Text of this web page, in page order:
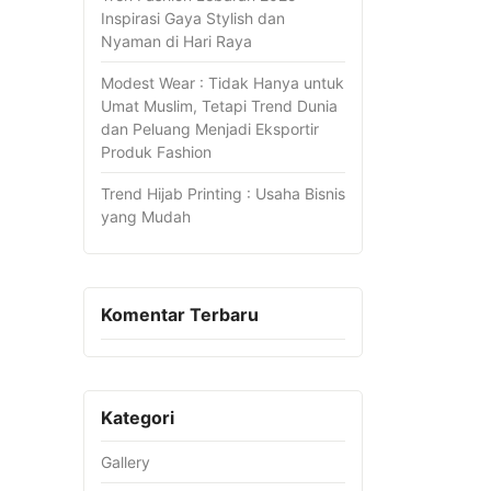
Inspirasi Gaya Stylish dan
Nyaman di Hari Raya
Modest Wear : Tidak Hanya untuk
Umat Muslim, Tetapi Trend Dunia
dan Peluang Menjadi Eksportir
Produk Fashion
Trend Hijab Printing : Usaha Bisnis
yang Mudah
Komentar Terbaru
Kategori
Gallery